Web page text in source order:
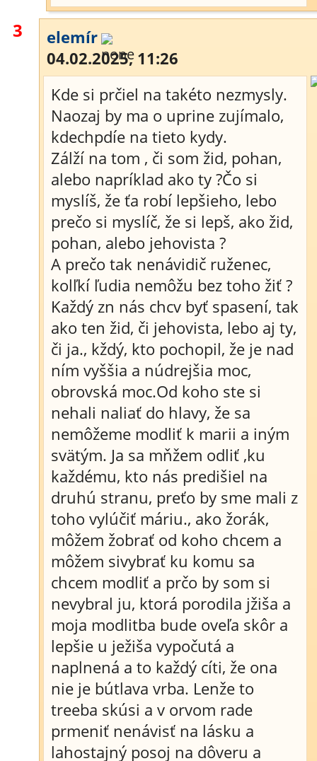
3
elemír
04.02.2025, 11:26
Kde si prčiel na takéto nezmysly.
Naozaj by ma o uprine zujímalo,
kdechpdíe na tieto kydy.
Zálží na tom , či som žid, pohan,
alebo napríklad ako ty ?Čo si
myslíš, že ťa robí lepšieho, lebo
prečo si myslíč, že si lepš, ako žid,
pohan, alebo jehovista ?
A prečo tak nenávidič ruženec,
kolľkí ľudia nemôžu bez toho žiť ?
Každý zn nás chcv byť spasení, tak
ako ten žid, či jehovista, lebo aj ty,
či ja., kždý, kto pochopil, že je nad
ním vyššia a núdrejšia moc,
obrovská moc.Od koho ste si
nehali naliať do hlavy, že sa
nemôžeme modliť k marii a iným
svätým. Ja sa mňžem odliť ,ku
každému, kto nás predišiel na
druhú stranu, preťo by sme mali z
toho vylúčiť máriu., ako žorák,
môžem žobrať od koho chcem a
môžem sivybrať ku komu sa
chcem modliť a prčo by som si
nevybral ju, ktorá porodila jžiša a
moja modlitba bude oveľa skôr a
lepšie u ježiša vypočutá a
naplnená a to každý cíti, že ona
nie je bútlava vrba. Lenže to
treeba skúsi a v orvom rade
prmeniť nenávisť na lásku a
lahostajný posoj na dôveru a